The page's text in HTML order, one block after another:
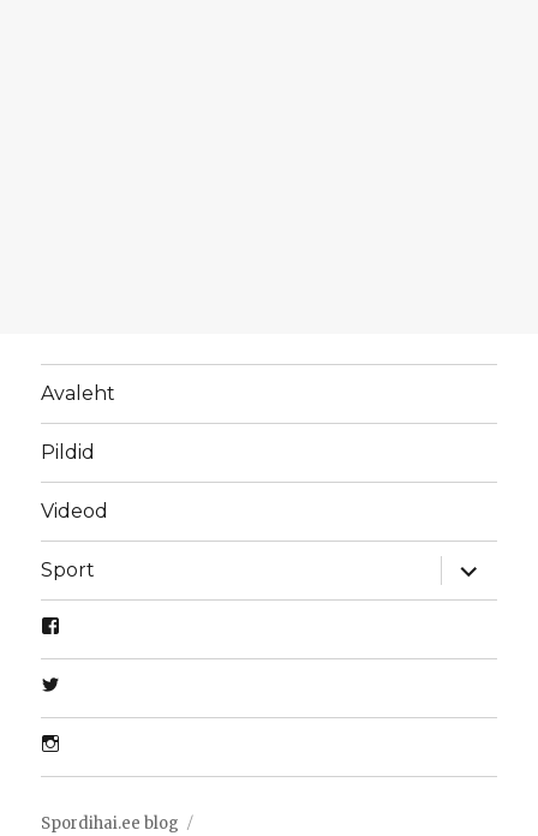
Avaleht
Pildid
Videod
Sport
laienda
Spordihai.ee blog